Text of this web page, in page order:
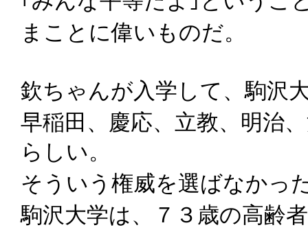
まことに偉いものだ。
欽ちゃんが入学して、駒沢
早稲田、慶応、立教、明治
らしい。
そういう権威を選ばなかっ
駒沢大学は、７３歳の高齢